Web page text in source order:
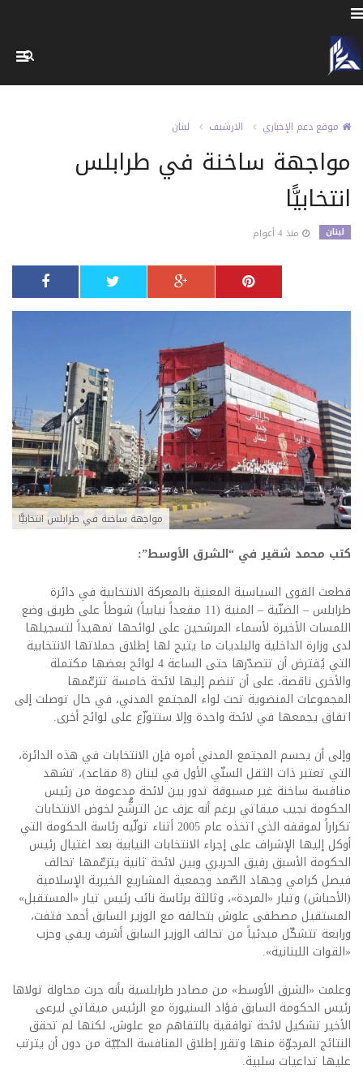
موقع دعم الإخباري الارشيف لبنان
مواجهة ساخنة في طرابلس
انتخابيًّا
لبنان منذ 4 أعوام
مواجهة ساخنة في طرابلس انتخابيًّا
كتب محمد شقير في “الشرق الأوسط”:
قطعت القوى السياسية المعنية بالمعركة الانتخابية في دائرة
طرابلس – الضنّية – المنية (11 مقعداً نيابياً) شوطاً على طريق وضع
اللمسات الأخيرة لأسماء المرشحين على لوائحها تمهيداً لتسجيلها
لدى وزارة الداخلية والبلديات ما يتيح لها إطلاق حملاتها الانتخابية
التي يُفترض أن تتصدّرها حتى الساعة 4 لوائح بعضها مكتملة
والأخرى ناقصة، على أن تنضم إليها لائحة خامسة تتزعّمها
المجموعات المنضوية تحت لواء المجتمع المدني، في حال توصلت إلى
اتفاق يجمعها في لائحة واحدة وإلا ستتوزّع على لوائح أخرى.
وإلى أن يحسم المجتمع المدني أمره فإن الانتخابات في هذه الدائرة،
التي تعتبر ذات الثقل السنّي الأول في لبنان (8 مقاعد)، تشهد
منافسة ساخنة غير مسبوقة تدور بين لائحة مدعومة من رئيس
الحكومة نجيب ميقاتي برغم أنه عزف عن الترشُّح لخوض الانتخابات
تكراراً لموقفه الذي اتخذه عام 2005 أثناء تولّيه رئاسة الحكومة التي
أوكل إليها الإشراف على إجراء الانتخابات النيابية بعد اغتيال رئيس
الحكومة الأسبق رفيق الحريري وبين لائحة ثانية يتزعّمها تحالف
فيصل كرامي وجهاد الصّمد وجمعية المشاريع الخيرية الإسلامية
(الأحباش) وتيار «المردة»، وثالثة برئاسة نائب رئيس تيار «المستقبل»
المستقيل مصطفى علوش بتحالفه مع الوزير السابق أحمد فتفت،
ورابعة تتشكّل مبدئياً من تحالف الوزير السابق أشرف ريفي وحزب
«القوات اللبنانية».
وعلمت «الشرق الأوسط» من مصادر طرابلسية بأنه جرت محاولة تولاها
رئيس الحكومة السابق فؤاد السنيورة مع الرئيس ميقاتي ليرعى
الأخير تشكيل لائحة توافقية بالتفاهم مع علوش، لكنها لم تحقق
النتائج المرجوّة منها وتقرر إطلاق المنافسة الحبّيّة من دون أن يترتب
عليها تداعيات سلبية.